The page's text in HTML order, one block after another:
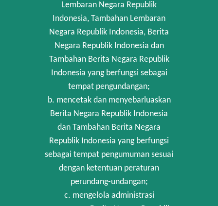
Lembaran Negara Republik
Indonesia, Tambahan Lembaran
Negara Republik Indonesia, Berita
Negara Republik Indonesia dan
Tambahan Berita Negara Republik
Indonesia yang berfungsi sebagai
tempat pengundangan;
b. mencetak dan menyebarluaskan
Berita Negara Republik Indonesia
dan Tambahan Berita Negara
Republik Indonesia yang berfungsi
sebagai tempat pengumuman sesuai
dengan ketentuan peraturan
perundang-undangan;
c. mengelola administrasi